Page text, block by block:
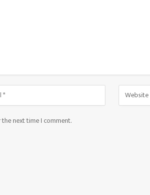
next time I comment.